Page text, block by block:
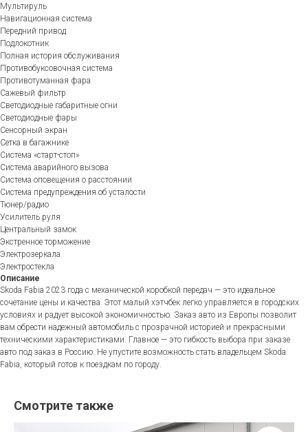
Мультируль
Навигационная система
Передний привод
Подлокотник
Полная история обслуживания
Противобуксовочная система
Противотуманная фара
Сажевый фильтр
Светодиодные габаритные огни
Светодиодные фары
Сенсорный экран
Сетка в багажнике
Система «старт-стоп»
Система аварийного вызова
Система оповещения о расстоянии
Система предупреждения об усталости
Тюнер/радио
Усилитель руля
Центральный замок
Экстренное торможение
Электрозеркала
Электростекла
Описание
Skoda Fabia 2023 года с механической коробкой передач — это идеальное
сочетание цены и качества. Этот малый хэтчбек легко управляется в городских
условиях и радует высокой экономичностью. Заказ авто из Европы позволит
вам обрести надежный автомобиль с прозрачной историей и прекрасными
техническими характеристиками. Главное — это гибкость выбора при заказе
авто под заказ в Россию. Не упустите возможность стать владельцем Skoda
Fabia, который готов к поездкам по городу.
Смотрите также